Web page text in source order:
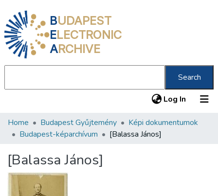
BUDAPEST
ELECTRONIC
ARCHIVE
Search
Log In (current)
Communities & Collections
Statistics
About us
Home Budapest Gyűjtemény
Képi dokumentumok
Budapest-képarchívum
[Balassa János]
[Balassa János]